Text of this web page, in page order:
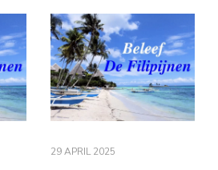
29 APRIL 2025